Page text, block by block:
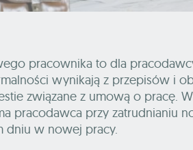
pracownika to dla
wynikają z przepisów i
związane z umową o pracę.
pracodawca przy zatrudnianiu
dniu w nowej pracy.